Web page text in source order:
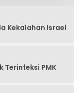
Kekalahan Israel
Terinfeksi PMK